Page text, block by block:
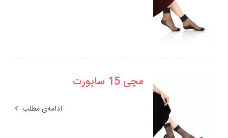
مچی 15 ساپورت
ادامه‌ی مطلب